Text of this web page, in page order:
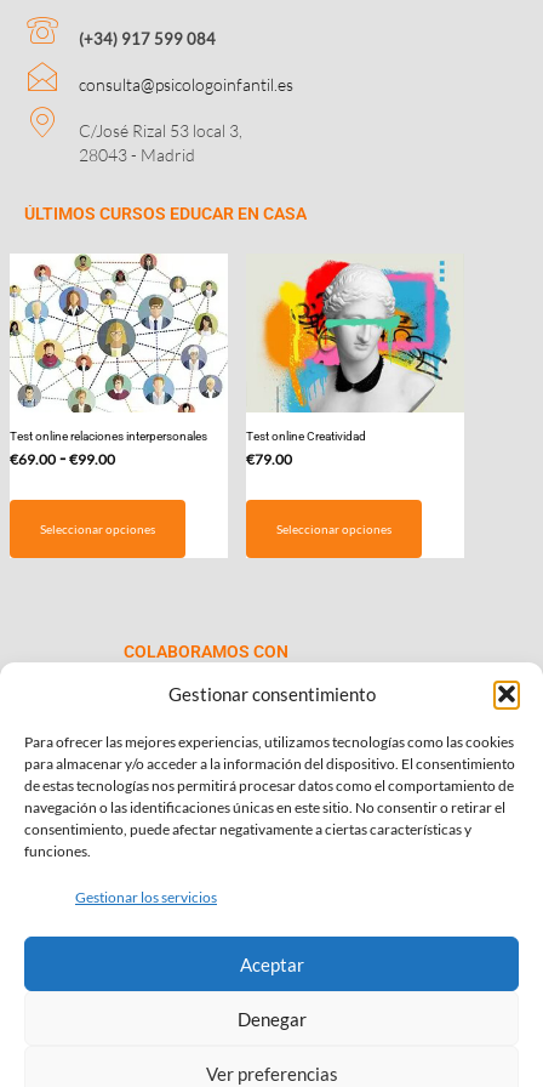
Gestionar consentimiento
Para ofrecer las mejores experiencias, utilizamos tecnologías como las cookies
para almacenar y/o acceder a la información del dispositivo. El consentimiento
de estas tecnologías nos permitirá procesar datos como el comportamiento de
navegación o las identificaciones únicas en este sitio. No consentir o retirar el
consentimiento, puede afectar negativamente a ciertas características y
funciones.
Gestionar los servicios
Aceptar
Denegar
Ver preferencias
(+34) 917 599 084
consulta@psicologoinfantil.es
C/José Rizal 53 local 3,
28043 - Madrid
ÚLTIMOS CURSOS EDUCAR EN CASA
Test online relaciones interpersonales
€69.00 - €99.00Rango
Seleccionar opciones
opciones
se
elegir
en
la
página
producto
Test online Creatividad
€79.00
Seleccionar opciones
COLABORAMOS CON
INFORMACIÓN DE INTERÉS
Política de Privacidad
Política de Cookies